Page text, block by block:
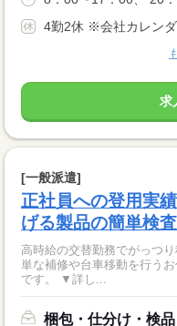
4勤2休 ※会社カレン
求
[一般派遣]
正社員への登用実
げる製品の簡単検査
高時給の交替勤務でがっつ
単な補修や台車移動を行う
です。 ▼詳し...
梱包・仕分け・検品